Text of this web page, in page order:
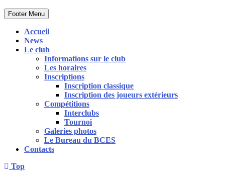
Footer Menu
Accueil
News
Le club
Informations sur le club
Les horaires
Inscriptions
Inscription classique
Inscription des joueurs extérieurs
Compétitions
Interclubs
Tournoi
Galeries photos
Le Bureau du BCES
Contacts
Top